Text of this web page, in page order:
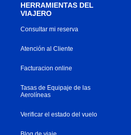
HERRAMIENTAS DEL
VIAJERO
Consultar mi reserva
Atención al Cliente
Facturacion online
Tasas de Equipaje de las
Aerolíneas
Verificar el estado del vuelo